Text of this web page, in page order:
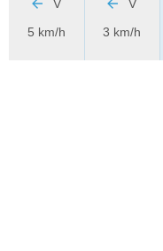
V
5 km/h
V
3 km/h